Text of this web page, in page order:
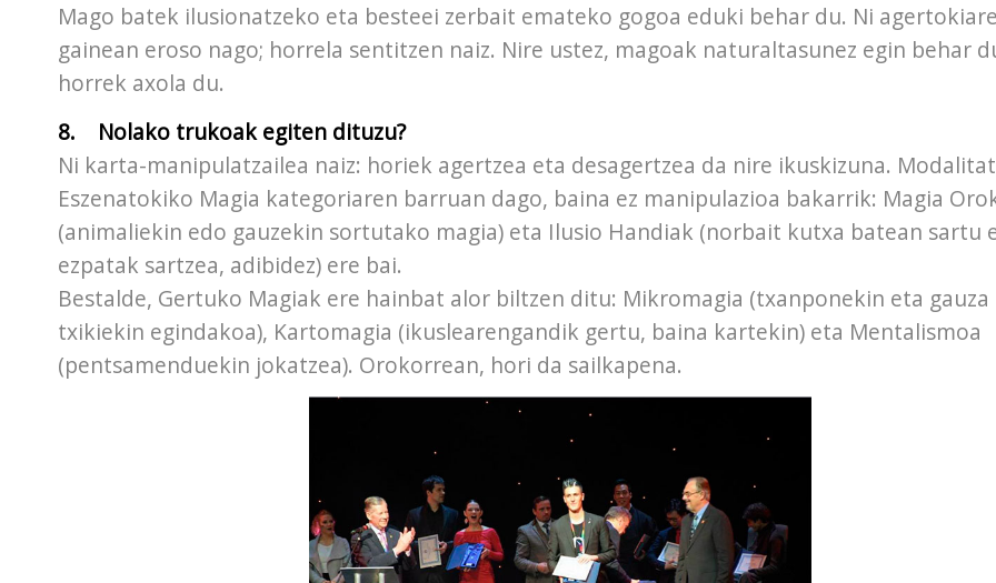
Mago batek ilusionatzeko eta besteei zerbait emateko gogoa eduki behar du. Ni
gainean eroso nago; horrela sentitzen naiz. Nire ustez, magoak naturaltasunez egin behar
horrek axola du.
8. Nolako trukoak egiten dituzu?
Ni karta-manipulatzailea naiz: horiek agertzea eta desagertzea da nire ikuskizuna.
Eszenatokiko Magia kategoriaren barruan dago, baina ez manipulazioa bakarrik: Magia
(animaliekin edo gauzekin sortutako magia) eta Ilusio Handiak (norbait kutxa batean sartu
ezpatak sartzea, adibidez) ere bai.
Bestalde, Gertuko Magiak ere hainbat alor biltzen ditu: Mikromagia (txanponekin eta gauza
txikiekin egindakoa), Kartomagia (ikuslearengandik gertu, baina kartekin) eta Mentalismoa
(pentsamenduekin jokatzea). Orokorrean, hori da sailkapena.